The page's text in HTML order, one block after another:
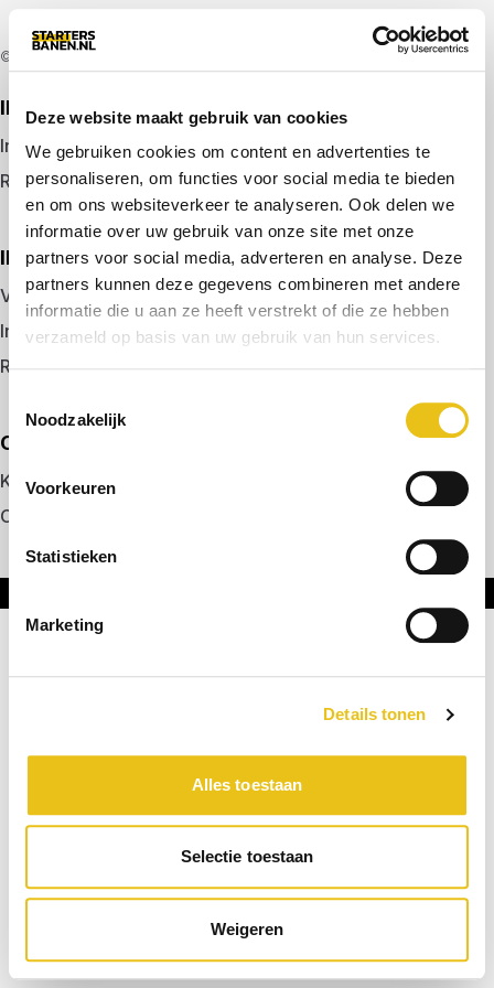
Deze website maakt gebruik van cookies
We gebruiken cookies om content en advertenties te
personaliseren, om functies voor social media te bieden
en om ons websiteverkeer te analyseren. Ook delen we
informatie over uw gebruik van onze site met onze
partners voor social media, adverteren en analyse. Deze
partners kunnen deze gegevens combineren met andere
informatie die u aan ze heeft verstrekt of die ze hebben
verzameld op basis van uw gebruik van hun services.
Noodzakelijk
Voorkeuren
Statistieken
Marketing
Details tonen
Alles toestaan
Selectie toestaan
Weigeren
© 2026 door startersbanen.nl
IK ZOEK EEN BAAN
Inloggen
Registreren
IK BEN WERKGEVER
Vacature plaatsen
Inloggen
Registreren
OVER ONS
Kennismaken met MELON
Contact